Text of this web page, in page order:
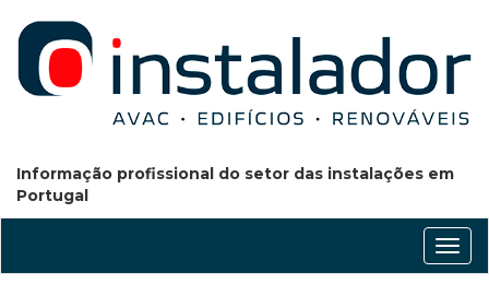
Informação profissional do setor das instalações em
Portugal